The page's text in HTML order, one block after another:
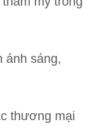
ánh sáng,
thương mại